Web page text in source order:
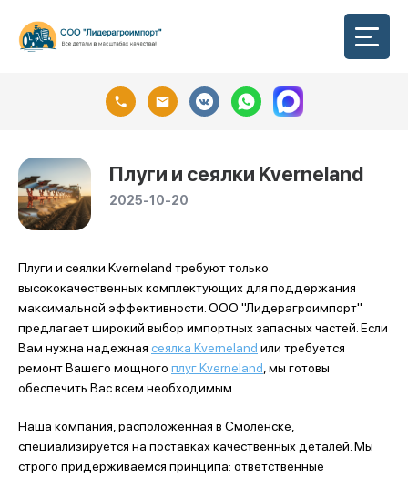
Плуги и сеялки Kverneland
2025-10-20
Плуги и сеялки Kverneland требуют только
высококачественных комплектующих для поддержания
максимальной эффективности. ООО "Лидерагроимпорт"
предлагает широкий выбор импортных запасных частей. Если
Вам нужна надежная сеялка Kverneland или требуется
ремонт Вашего мощного плуг Kverneland , мы готовы
обеспечить Вас всем необходимым.
Наша компания, расположенная в Смоленске,
специализируется на поставках качественных деталей. Мы
строго придерживаемся принципа: ответственные